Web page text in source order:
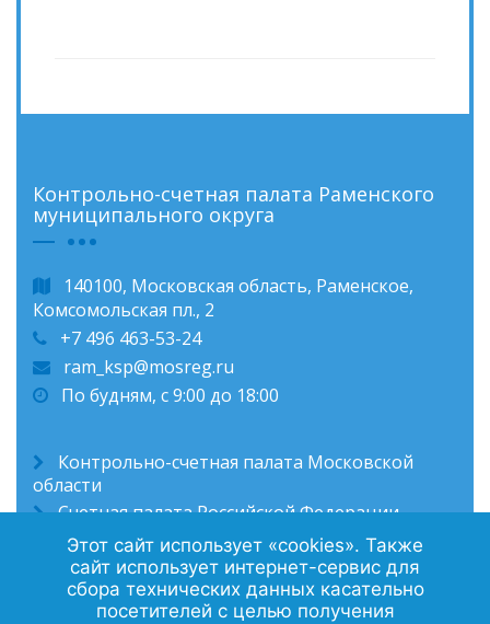
Контрольно-счетная палата Раменского
муниципального округа
140100, Московская область, Раменское,
Комсомольская пл., 2
+7 496 463-53-24
ram_ksp@mosreg.ru
По будням, с 9:00 до 18:00
Контрольно-счетная палата Московской
области
Счетная палата Российской Федерации
Администрация Раменского муниципального
округа
Этот сайт использует «cookies». Также
сайт использует интернет-сервис для
сбора технических данных касательно
посетителей с целью получения